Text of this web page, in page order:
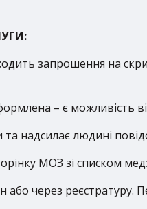
запрошення на
– є можливість
та надсилає людині
МОЗ зі списком
або через реєстратуру.